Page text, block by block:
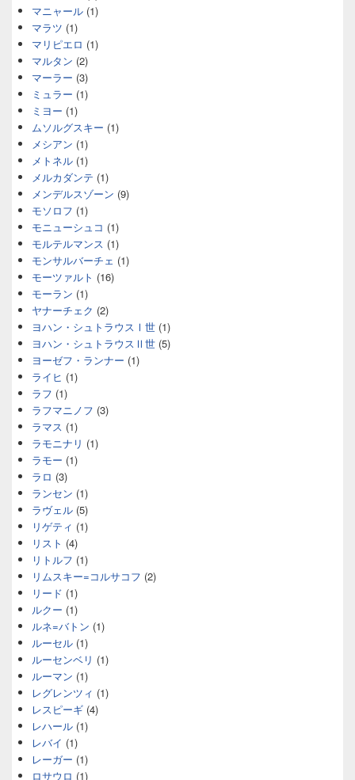
マニャール (1)
マラツ (1)
マリピエロ (1)
マルタン (2)
マーラー (3)
ミュラー (1)
ミヨー (1)
ムソルグスキー (1)
メシアン (1)
メトネル (1)
メルカダンテ (1)
メンデルスゾーン (9)
モソロフ (1)
モニューシュコ (1)
モルテルマンス (1)
モンサルバーチェ (1)
モーツァルト (16)
モーラン (1)
ヤナーチェク (2)
ヨハン・シュトラウスⅠ世 (1)
ヨハン・シュトラウスⅡ世 (5)
ヨーゼフ・ランナー (1)
ライヒ (1)
ラフ (1)
ラフマニノフ (3)
ラマス (1)
ラモニナリ (1)
ラモー (1)
ラロ (3)
ランセン (1)
ラヴェル (5)
リゲティ (1)
リスト (4)
リトルフ (1)
リムスキー=コルサコフ (2)
リード (1)
ルクー (1)
ルネ=バトン (1)
ルーセル (1)
ルーセンベリ (1)
ルーマン (1)
レグレンツィ (1)
レスピーギ (4)
レハール (1)
レバイ (1)
レーガー (1)
ロサウロ (1)